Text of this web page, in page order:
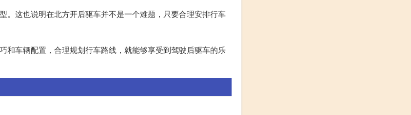
。这也说明在北方开后驱车并不是一个难题，只要合理安排行车
和车辆配置，合理规划行车路线，就能够享受到驾驶后驱车的乐